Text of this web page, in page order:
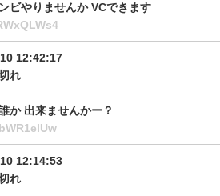
ビやりませんか VCできます
12:42:17
れ
か 出来ませんかー？
12:14:53
れ